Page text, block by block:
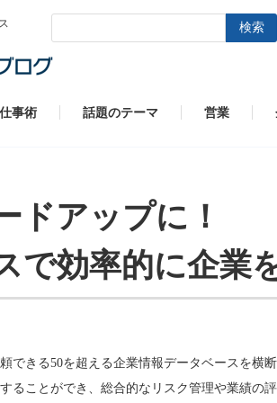
検索
事術 話題のテーマ 営業
ドアップに！
で効率的に企業
できる50を超える企業情報データベースを横
ることができ、総合的なリスク管理や業績の